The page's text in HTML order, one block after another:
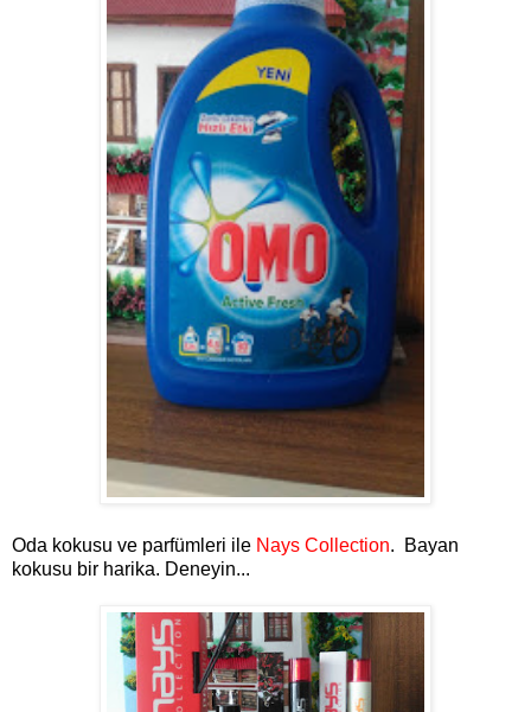
Oda kokusu ve parfümleri ile Nays Collection. Bayan
kokusu bir harika. Deneyin...